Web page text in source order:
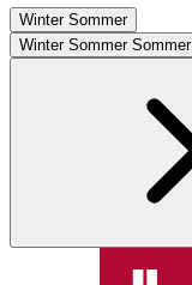
Winter Sommer
Winter Sommer Sommer